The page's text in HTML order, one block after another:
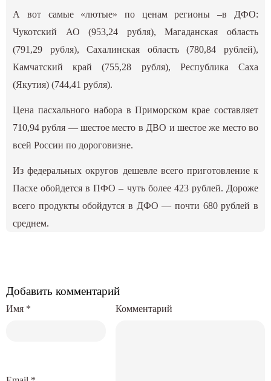
А вот самые «лютые» по ценам регионы –в ДФО:
Чукотский АО (953,24 рубля), Магаданская область
(791,29 рубля), Сахалинская область (780,84 рублей),
Камчатский край (755,28 рубля), Республика Саха
(Якутия) (744,41 рубля).
Цена пасхального набора в Приморском крае составляет
710,94 рубля — шестое место в ДВО и шестое же место во
всей России по дороговизне.
Из федеральных округов дешевле всего приготовление к
Пасхе обойдется в ПФО – чуть более 423 рублей. Дороже
всего продукты обойдутся в ДФО — почти 680 рублей в
среднем.
Добавить комментарий
Комментарий
Имя *